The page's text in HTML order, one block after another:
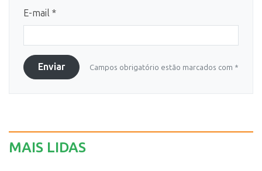
E-mail *
Enviar Campos obrigatório estão marcados com *
MAIS LIDAS